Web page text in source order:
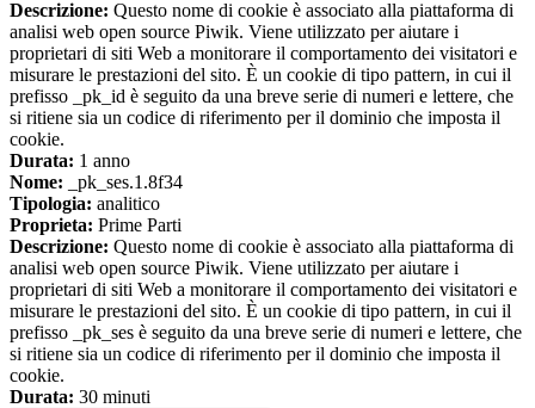
Descrizione: Questo nome di cookie è associato alla piattaforma di
analisi web open source Piwik. Viene utilizzato per aiutare i
proprietari di siti Web a monitorare il comportamento dei visitatori e
misurare le prestazioni del sito. È un cookie di tipo pattern, in cui il
prefisso _pk_id è seguito da una breve serie di numeri e lettere, che
si ritiene sia un codice di riferimento per il dominio che imposta il
cookie.
Durata: 1 anno
Nome: _pk_ses.1.8f34
Tipologia: analitico
Proprieta: Prime Parti
Descrizione: Questo nome di cookie è associato alla piattaforma di
analisi web open source Piwik. Viene utilizzato per aiutare i
proprietari di siti Web a monitorare il comportamento dei visitatori e
misurare le prestazioni del sito. È un cookie di tipo pattern, in cui il
prefisso _pk_ses è seguito da una breve serie di numeri e lettere, che
si ritiene sia un codice di riferimento per il dominio che imposta il
cookie.
Durata: 30 minuti